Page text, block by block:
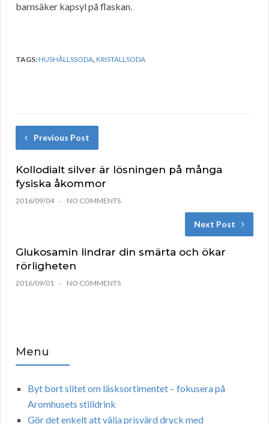
barnsäker kapsyl på flaskan.
TAGS:HUSHÅLLSSODA,KRISTALLSODA
Previous Post
Kollodialt silver är lösningen på många
fysiska åkommor
2016/09/04 NO COMMENTS
Next Post
Glukosamin lindrar din smärta och ökar
rörligheten
2016/09/01 NO COMMENTS
Menu
Byt bort slitet om läsksortimentet – fokusera på
Aromhusets stilldrink
Gör det enkelt att välja prisvärd dryck med